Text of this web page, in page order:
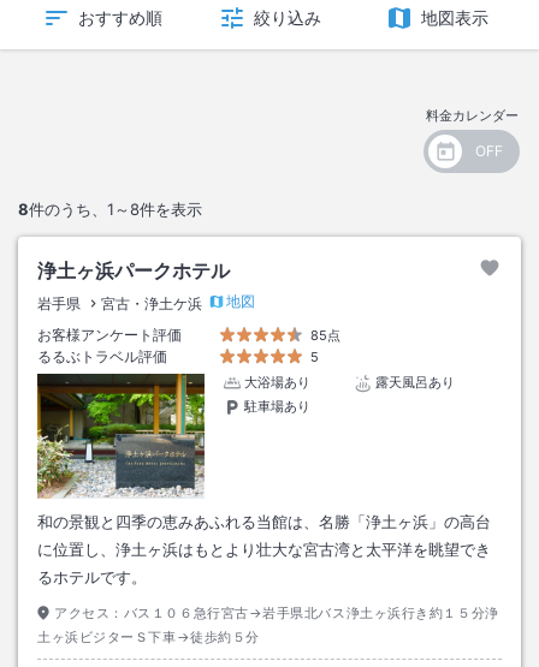
おすすめ順 絞り込み 地図表示
料金カレンダー
8件のうち、 1～8件を表示
浄土ヶ浜パークホテル
岩手県 宮古・浄土ケ浜
地図
お客様アンケート評価
85点
るるぶトラベル評価
5
大浴場あり
露天風呂あり
駐車場あり
和の景観と四季の恵みあふれる当館は、名勝「浄土ヶ浜」の高台
に位置し、浄土ヶ浜はもとより壮大な宮古湾と太平洋を眺望でき
るホテルです。
アクセス： バス１０６急行宮古→岩手県北バス浄土ヶ浜行き約１５分浄
土ヶ浜ビジターＳ下車→徒歩約５分